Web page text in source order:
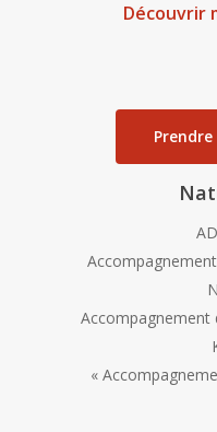
Découvrir
Accompagnement
«